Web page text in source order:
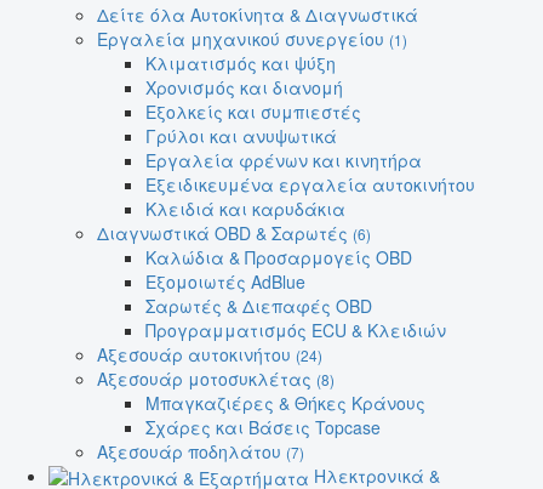
Δείτε όλα Αυτοκίνητα & Διαγνωστικά
Εργαλεία μηχανικού συνεργείου (1)
Κλιματισμός και ψύξη
Χρονισμός και διανομή
Εξολκείς και συμπιεστές
Γρύλοι και ανυψωτικά
Εργαλεία φρένων και κινητήρα
Εξειδικευμένα εργαλεία αυτοκινήτου
Κλειδιά και καρυδάκια
Διαγνωστικά OBD & Σαρωτές (6)
Καλώδια & Προσαρμογείς OBD
Εξομοιωτές AdBlue
Σαρωτές & Διεπαφές OBD
Προγραμματισμός ECU & Κλειδιών
Αξεσουάρ αυτοκινήτου (24)
Αξεσουάρ μοτοσυκλέτας (8)
Μπαγκαζιέρες & Θήκες Κράνους
Σχάρες και Βάσεις Topcase
Αξεσουάρ ποδηλάτου (7)
Ηλεκτρονικά &